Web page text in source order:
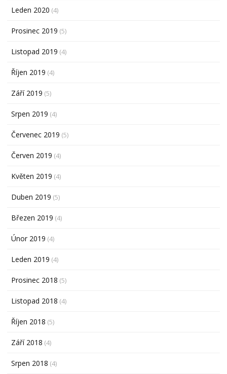
Leden 2020 (4)
Prosinec 2019 (5)
Listopad 2019 (4)
Říjen 2019 (4)
Září 2019 (5)
Srpen 2019 (4)
Červenec 2019 (5)
Červen 2019 (4)
Květen 2019 (4)
Duben 2019 (5)
Březen 2019 (4)
Únor 2019 (4)
Leden 2019 (4)
Prosinec 2018 (5)
Listopad 2018 (4)
Říjen 2018 (5)
Září 2018 (4)
Srpen 2018 (4)